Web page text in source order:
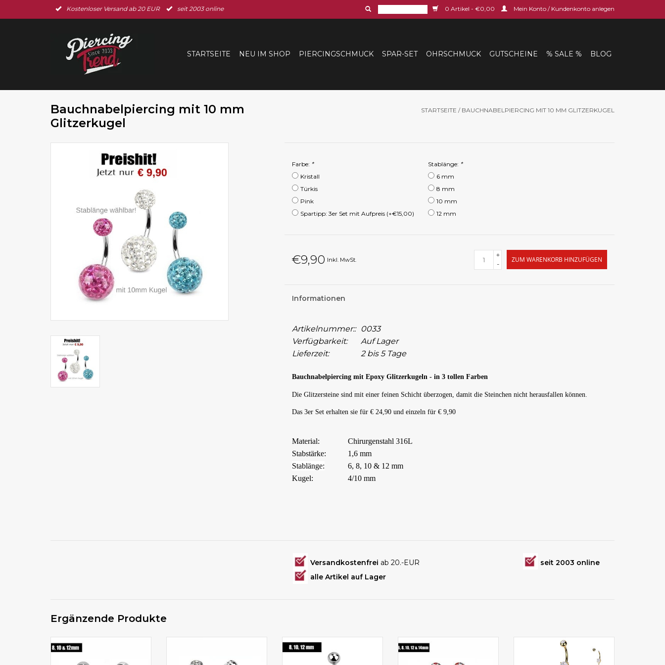
Kostenloser Versand ab 20 EUR seit 2003 online 0 Artikel - €0,00 Mein Konto / Kundenkonto anlegen
STARTSEITE NEU IM SHOP PIERCINGSCHMUCK SPAR-SET OHRSCHMUCK GUTSCHEINE % SALE % BLOG
Bauchnabelpiercing mit 10 mm
Glitzerkugel
STARTSEITE / BAUCHNABELPIERCING MIT 10 MM GLITZERKUGEL
Farbe: *
Kristall
Türkis
Pink
Spartipp: 3er Set mit Aufpreis (+€15,00)
Stablänge: *
6 mm
8 mm
10 mm
12 mm
€9,90 Inkl. MwSt.
+
-
ZUM WARENKORB HINZUFÜGEN
Informationen
Artikelnummer::
0033
Verfügbarkeit:
Auf Lager
Lieferzeit:
2 bis 5 Tage
Bauchnabelpiercing mit Epoxy Glitzerkugeln - in 3 tollen Farben
Die Glitzersteine sind mit einer feinen Schicht überzogen, damit die Steinchen nicht herausfallen können.
Das 3er Set erhalten sie für € 24,90 und einzeln für € 9,90
Material:
Chirurgenstahl 316L
Stabstärke:
1,6 mm
Stablänge:
6, 8, 10 & 12 mm
Kugel:
4/10 mm
Versandkostenfrei ab 20.-EUR
seit 2003 online
alle Artikel auf Lager
Ergänzende Produkte
Stablänge wählbar von 8mm
Bauchnabelpiercing günstig
kaufen
Stablänge wählbar! Bauchnabelpiercing kaufen